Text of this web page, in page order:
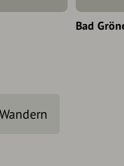
Bad
Wandern